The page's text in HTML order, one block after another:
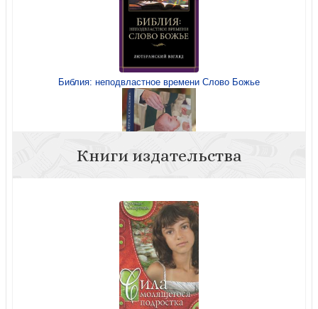
Библия: неподвластное времени Слово Божье
Крещение, вера и спасение: что говоря Библия и Книга
Согласия о приобщении человека к Христу
Книги издательства